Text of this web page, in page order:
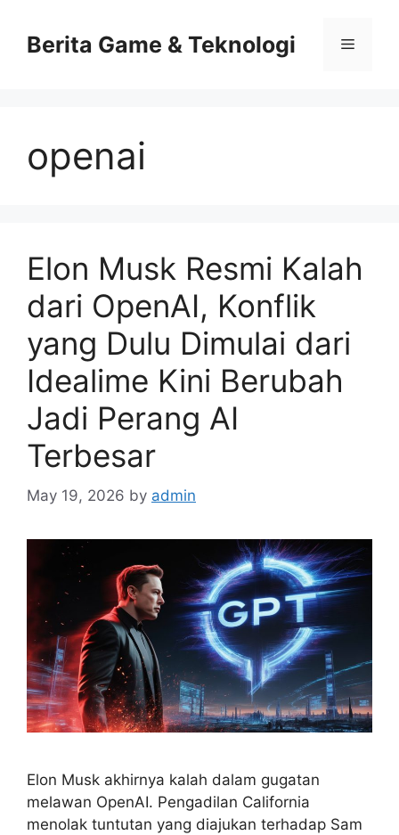
contentBerita Game & Teknologi Menu
openai
Elon Musk Resmi Kalah
dari OpenAI, Konflik
yang Dulu Dimulai dari
Idealime Kini Berubah
Jadi Perang AI
Terbesar
May 19, 2026 by admin
Elon Musk akhirnya kalah dalam gugatan
melawan OpenAI. Pengadilan California
menolak tuntutan yang diajukan terhadap Sam